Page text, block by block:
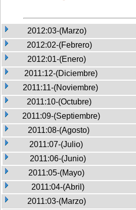
2012:03-(Marzo)
2012:02-(Febrero)
2012:01-(Enero)
2011:12-(Diciembre)
2011:11-(Noviembre)
2011:10-(Octubre)
2011:09-(Septiembre)
2011:08-(Agosto)
2011:07-(Julio)
2011:06-(Junio)
2011:05-(Mayo)
2011:04-(Abril)
2011:03-(Marzo)